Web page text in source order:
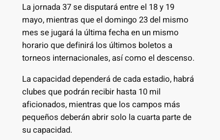
La jornada 37 se disputará entre el 18 y 19
mayo, mientras que el domingo 23 del mismo
mes se jugará la última fecha en un mismo
horario que definirá los últimos boletos a
torneos internacionales, así como el descenso.
La capacidad dependerá de cada estadio, habrá
clubes que podrán recibir hasta 10 mil
aficionados, mientras que los campos más
pequeños deberán abrir solo la cuarta parte de
su capacidad.